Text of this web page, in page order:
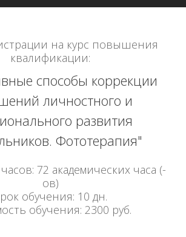
на курс повышения
квалификации:
способы коррекции
личностного и
развития
Фототерапия"
72 академических часа (-
ов)
обучения: 10 дн.
обучения: 2300 руб.